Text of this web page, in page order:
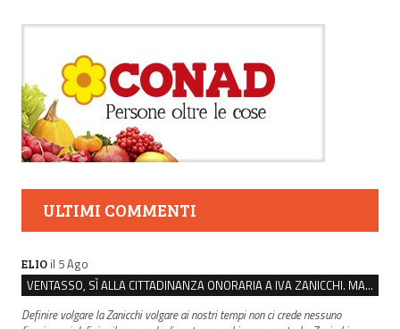
ULTIMI COMMENTI
ELIO il 5 Ago
VENTASSO, SÌ ALLA CITTADINANZA ONORARIA A IVA ZANICCHI. MA BARGIACCHI: “È DI PESSIMO GUSTO”
Definire volgare la Zanicchi volgare ai nostri tempi non ci crede nessuno